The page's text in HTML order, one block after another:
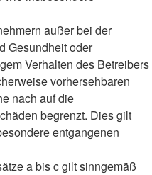
außer bei der
Gesundheit oder
Verhalten des Betreibers
vorhersehbaren
nach auf die
begrenzt. Dies gilt
entgangenen
a bis c gilt sinngemäß